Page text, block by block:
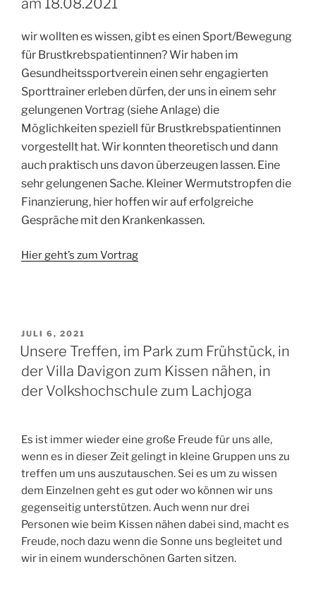
wir wollten es wissen, gibt es einen Sport/Bewegung
für Brustkrebspatientinnen? Wir haben im
Gesundheitssportverein einen sehr engagierten
Sporttrainer erleben dürfen, der uns in einem sehr
gelungenen Vortrag (siehe Anlage) die
Möglichkeiten speziell für Brustkrebspatientinnen
vorgestellt hat. Wir konnten theoretisch und dann
auch praktisch uns davon überzeugen lassen. Eine
sehr gelungenen Sache. Kleiner Wermutstropfen die
Finanzierung, hier hoffen wir auf erfolgreiche
Gespräche mit den Krankenkassen.
Hier geht’s zum Vortrag
VERÖFFENTLICHT
AM
JULI 6, 2021
Unsere Treffen, im Park zum Frühstück, in
der Villa Davigon zum Kissen nähen, in
der Volkshochschule zum Lachjoga
Es ist immer wieder eine große Freude für uns alle,
wenn es in dieser Zeit gelingt in kleine Gruppen uns zu
treffen um uns auszutauschen. Sei es um zu wissen
dem Einzelnen geht es gut oder wo können wir uns
gegenseitig unterstützen. Auch wenn nur drei
Personen wie beim Kissen nähen dabei sind, macht es
Freude, noch dazu wenn die Sonne uns begleitet und
wir in einem wunderschönen Garten sitzen.